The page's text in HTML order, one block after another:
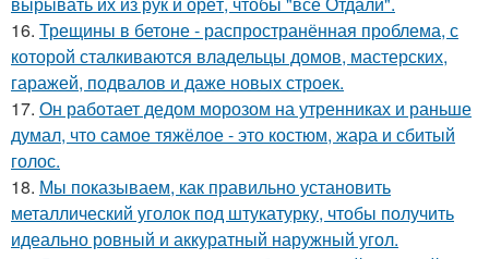
16. Трещины в бетоне - распространённая проблема, с
которой сталкиваются владельцы домов, мастерских,
гаражей, подвалов и даже новых строек.
17. Он работает дедом морозом на утренниках и раньше
думал, что самое тяжёлое - это костюм, жара и сбитый
голос.
18. Мы показываем, как правильно установить
металлический уголок под штукатурку, чтобы получить
идеально ровный и аккуратный наружный угол.